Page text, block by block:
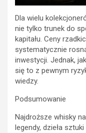
Dla wielu
nie tylko trunek do
kapitału. Ceny
systematycznie
inwestycji. Jednak,
się to z pewnym
wiedzy.
Podsumowanie
Najdroższe whisky
legendy, dzieła